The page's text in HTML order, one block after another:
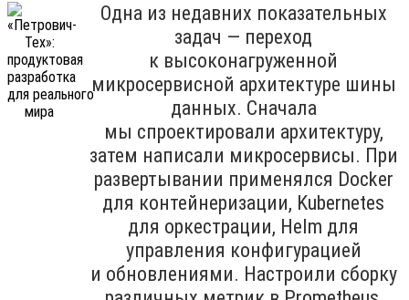
Одна из недавних показательных
задач — переход
к высоконагруженной
микросервисной архитектуре шины
данных. Сначала
мы спроектировали архитектуру,
затем написали микросервисы. При
развертывании применялся Docker
для контейнеризации, Kubernetes
для оркестрации, Helm для
управления конфигурацией
и обновлениями. Настроили сборку